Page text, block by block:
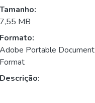
Tamanho:
7,55 MB
Formato:
Adobe Portable Document
Format
Descrição: